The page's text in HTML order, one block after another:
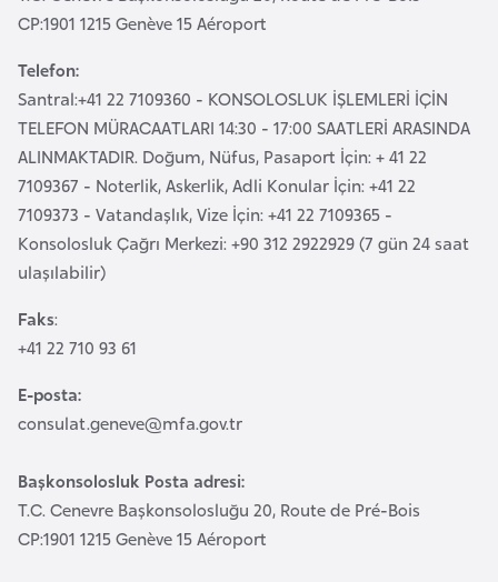
e
r
CP:1901 1215 Genève 15 Aéroport
Telefon:
Santral:+41 22 7109360 - KONSOLOSLUK İŞLEMLERİ İÇİN
TELEFON MÜRACAATLARI 14:30 - 17:00 SAATLERİ ARASINDA
ALINMAKTADIR. Doğum, Nüfus, Pasaport İçin: + 41 22
7109367 - Noterlik, Askerlik, Adli Konular İçin: +41 22
7109373 - Vatandaşlık, Vize İçin: +41 22 7109365 -
Konsolosluk Çağrı Merkezi: +90 312 2922929 (7 gün 24 saat
ulaşılabilir)
Faks:
+41 22 710 93 61
E-posta:
consulat.geneve@mfa.gov.tr
Başkonsolosluk Posta adresi:
T.C. Cenevre Başkonsolosluğu 20, Route de Pré-Bois
CP:1901 1215 Genève 15 Aéroport
a
A
z
e
r
b
a
y
c
a
n
B
a
r
e
y